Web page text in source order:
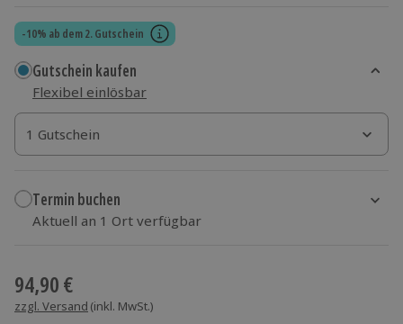
-10% ab dem 2. Gutschein
Gutschein kaufen
Flexibel einlösbar
1 Gutschein
1 Gutschein
1 Gutschein
Termin buchen
Aktuell an 1 Ort verfügbar
94,90 €
zzgl. Versand (inkl. MwSt.)